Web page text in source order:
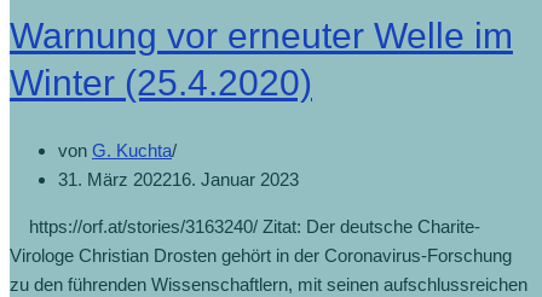
Warnung vor erneuter Welle im
Winter (25.4.2020)
von G. Kuchta
31. März 202216. Januar 2023
https://orf.at/stories/3163240/ Zitat: Der deutsche Charite-
Virologe Christian Drosten gehört in der Coronavirus-Forschung
zu den führenden Wissenschaftlern, mit seinen aufschlussreichen